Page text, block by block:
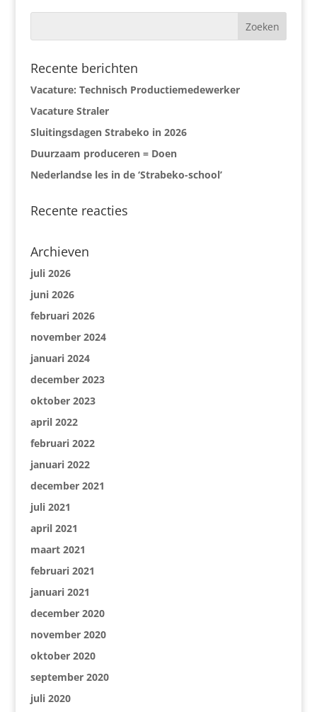
Recente berichten
Vacature: Technisch Productiemedewerker
Vacature Straler
Sluitingsdagen Strabeko in 2026
Duurzaam produceren = Doen
Nederlandse les in de ‘Strabeko-school’
Recente reacties
Archieven
juli 2026
juni 2026
februari 2026
november 2024
januari 2024
december 2023
oktober 2023
april 2022
februari 2022
januari 2022
december 2021
juli 2021
april 2021
maart 2021
februari 2021
januari 2021
december 2020
november 2020
oktober 2020
september 2020
juli 2020